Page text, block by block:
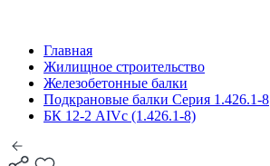
Главная
Жилищное строительство
Железобетонные балки
Подкрановые балки Серия 1.426.1-8
БК 12-2 АIVс (1.426.1-8)